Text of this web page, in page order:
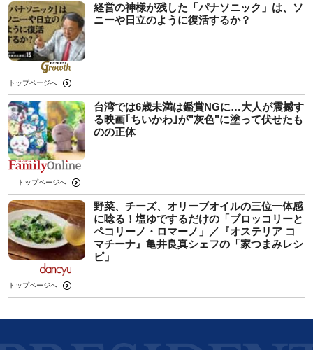
経営の神様が残した「パナソニック」は、ソ
ニーや日立のように復活するか？
トップページへ
台湾では6歳未満は鑑賞NGに…大人が震撼す
る映画｢ちいかわ｣が"灰色"に塗って伏せたも
のの正体
トップページへ
野菜、チーズ、オリーブオイルの三位一体感
に唸る！塩ゆでするだけの「ブロッコリーと
ペコリーノ・ロマーノ」／『オステリア コ
マチーナ』亀井良真シェフの「家つまみレシ
ピ」
トップページへ